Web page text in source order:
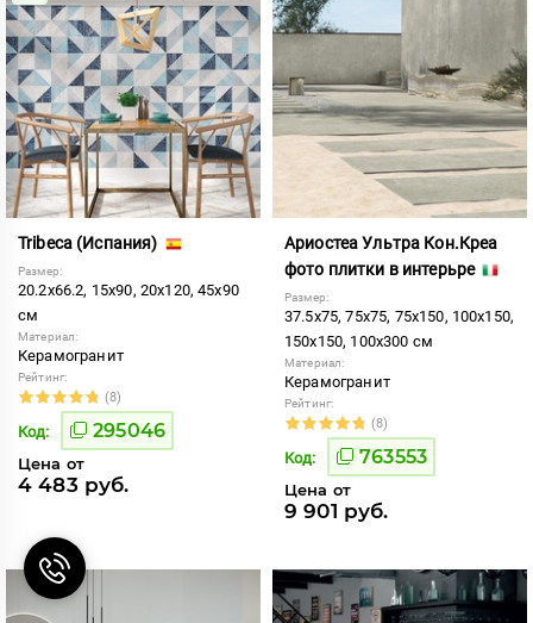
Tribeca (Испания)
Размер:
20.2x66.2, 15x90, 20x120, 45x90
см
Материал:
Керамогранит
Рейтинг:
(8)
Код: 295046
Цена от
4 483 руб.
Ариостеа Ультра Кон.Креа
фото плитки в интерьре
Размер:
37.5x75, 75x75, 75x150, 100x150,
150x150, 100x300 см
Материал:
Керамогранит
Рейтинг:
(8)
Код: 763553
Цена от
9 901 руб.